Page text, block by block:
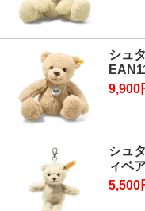
開始しました。
4月3日：「シュタイフ ダ
ました。
3月25日：「シュタイフ ソ
ドラック」のご予約を開始
3月25日：「シュタイフ ウ
開始しました。
のご予約を開始しました。
3月2日：「シュタイフ ソ
のご予約を開始しました。
2月27日：「シュタイフ ソ
シュ
9,900
シュ
ィベ
5,500